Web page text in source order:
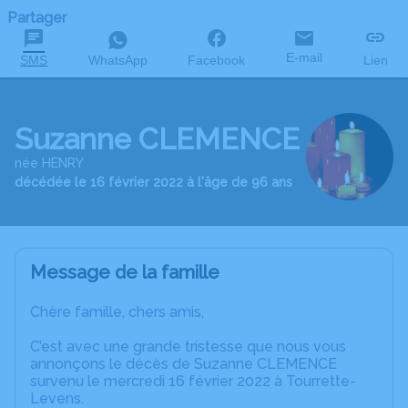
Partager
SMS WhatsApp Facebook E-mail Lien
Suzanne CLEMENCE
née HENRY
décédée le 16 février 2022 à l'âge de 96 ans
Message de la famille
Chère famille, chers amis,
C’est avec une grande tristesse que nous vous
annonçons le décès de Suzanne CLEMENCE
survenu le mercredi 16 février 2022 à Tourrette-
Levens.